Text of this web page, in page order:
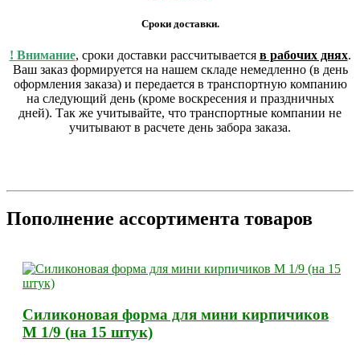
Сроки доставки.
! Внимание, сроки доставки рассчитывается в рабочих днях.
Ваш заказ формируется на нашем складе немедленно (в день
оформления заказа) и передается в транспортную компанию
на следующий день (кроме воскресения и праздничных
дней). Так же учитывайте, что транспортные компании не
учитывают в расчете день забора заказа.
Пополнение ассортимента товаров
Силиконовая форма для мини кирпичиков
М 1/9 (на 15 штук)